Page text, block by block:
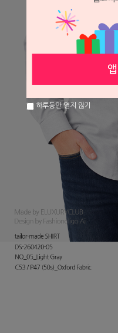
하루동안 열지 않기